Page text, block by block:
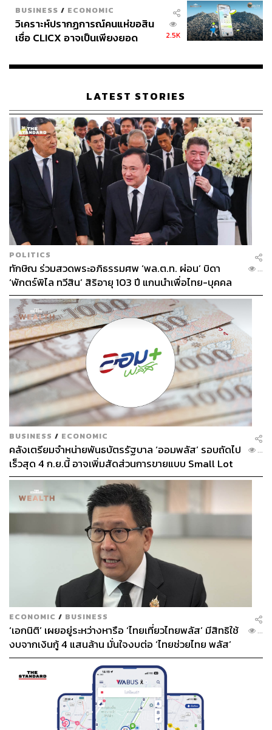
BUSINESS / ECONOMIC
วิเคราะห์ปรากฏการณ์คนแห่ขอสิน
เชื่อ CLICX อาจเป็นเพียงยอด
เรือนไทยที่ถูกซุกไว้
2.5K
LATEST STORIES
POLITICS
ทักษิณ ร่วมสวดพระอภิธรรมศพ ‘พล.ต.ท. ผ่อน’ บิดา
‘พักตร์พิไล ทวีสิน’ สิริอายุ 103 ปี แกนนำเพื่อไทย-บุคคล
หลากวงการร่วมอาลัย
...
BUSINESS / ECONOMIC
คลังเตรียมจำหน่ายพันธบัตรรัฐบาล ‘ออมพลัส’ รอบถัดไป
เร็วสุด 4 ก.ย.นี้ อาจเพิ่มสัดส่วนการขายแบบ Small Lot
First มากขึ้น
...
ECONOMIC / BUSINESS
‘เอกนิติ’ เผยอยู่ระหว่างหารือ ‘ไทยเที่ยวไทยพลัส’ มีสิทธิใช้
งบจากเงินกู้ 4 แสนล้าน มั่นใจงบต่อ ‘ไทยช่วยไทย พลัส’
เฟส 2 มีเพียงพอ
...